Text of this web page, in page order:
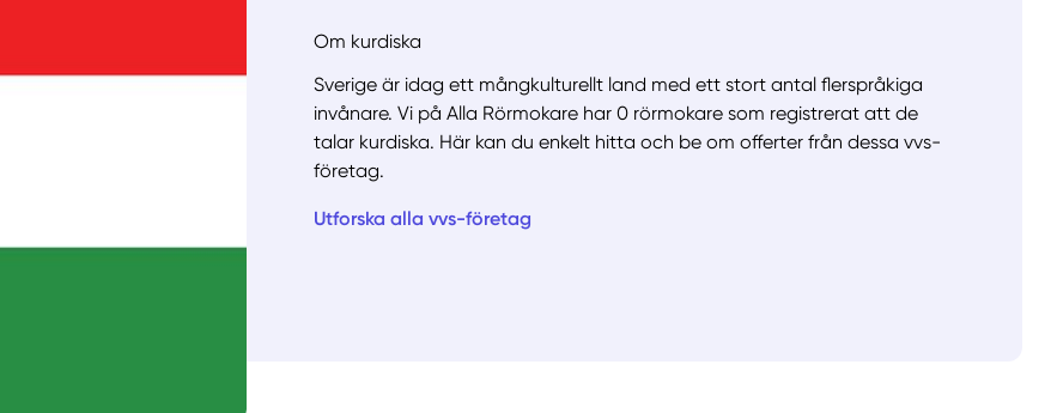
Om kurdiska
Sverige är idag ett mångkulturellt land med ett stort antal flerspråkiga
invånare. Vi på Alla Rörmokare har 0 rörmokare som registrerat att de
talar kurdiska. Här kan du enkelt hitta och be om offerter från dessa vvs-
företag.
Utforska alla vvs-företag